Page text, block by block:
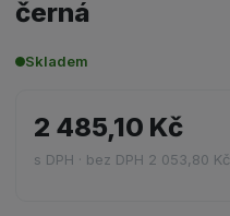
černá
Skladem
2 485,10 Kč
s DPH · bez DPH 2 053,80 Kč